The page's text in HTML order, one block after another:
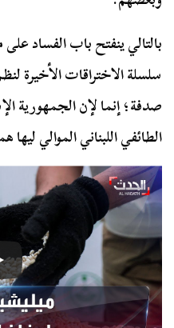
بالتالي ينفتح باب الفساد
سلسلة الاختراقات الأخيرة
صدفة؛ إنما لإن الجمهورية
الطائفي اللبناني الموالي